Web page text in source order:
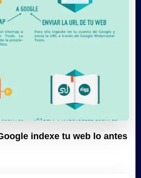
indexe tu web lo antes